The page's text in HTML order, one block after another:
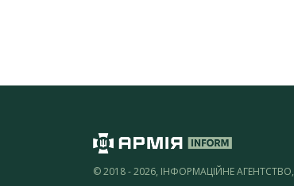
© 2018 - 2026, ІНФОРМАЦІЙНЕ АГЕНТСТВО,